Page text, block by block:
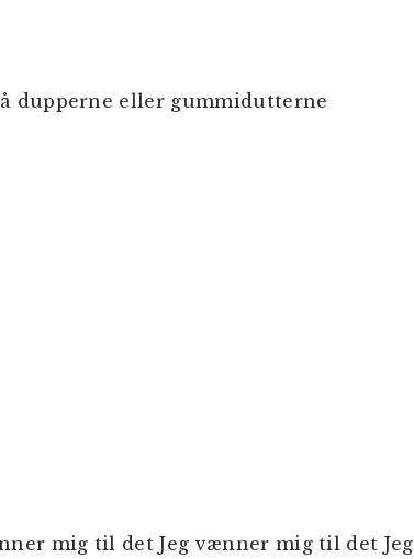
dupperne eller gummidutterne
mig til det Jeg vænner mig til det Jeg